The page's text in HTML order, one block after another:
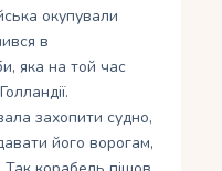
окупували
в
яка на той час
захопити судно,
його ворогам,